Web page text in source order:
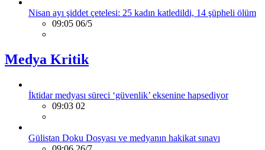
Nisan ayı şiddet çetelesi: 25 kadın katledildi, 14 şüpheli ölüm
09:05 06/5
Medya Kritik
İktidar medyası süreci ‘güvenlik’ eksenine hapsediyor
09:03 02
Gülistan Doku Dosyası ve medyanın hakikat sınavı